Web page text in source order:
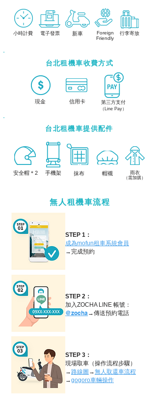
小時計費 電子發票 新車
Foreign
Friendly
行李寄放
台北租機車收費方式
現金 信用卡 第三方支付
（Line Pay）
台北租機車提供配件
​安全帽＊2 帽襯
手機架 抹布 雨衣
（需加購）
無人租機車流程
租機車、台北、ptt、推薦、機車、車站、24、app、dcard、價格、價錢、小時、日租、環島、月租、出租、便宜、一天、多少、租機車、台北、ptt、推薦、機車、車站、24、app、dcard、價格、價錢、小
時、日租、環島、月租、出租、便宜、一天、多少、租機車、台北、ptt、推薦、機車、車站、24、app、dcard、價格、價錢、小時、日租、環島、月租、出租、便宜、一天、多少、租機車、台北、ptt、推薦、
機車、車站、24、app、dcard、價格、價錢、小時、日租、環島、月租、出租、便宜、一天、多少、租機車、台北、ptt、推薦、機車、車站、24、app、dcard、價格、價錢、小時、日租、環島、月租、出
租、便宜、一天、多少
STEP 1：
成為mofun租車系統會員
→完成預約
STEP 2：
加入ZOCHA LINE 帳號：
@zocha→傳送預約電話
STEP 3：
現場取車（操作流程步驟）
→路線圖 →無人取還車流程
→gogoro車輛操作